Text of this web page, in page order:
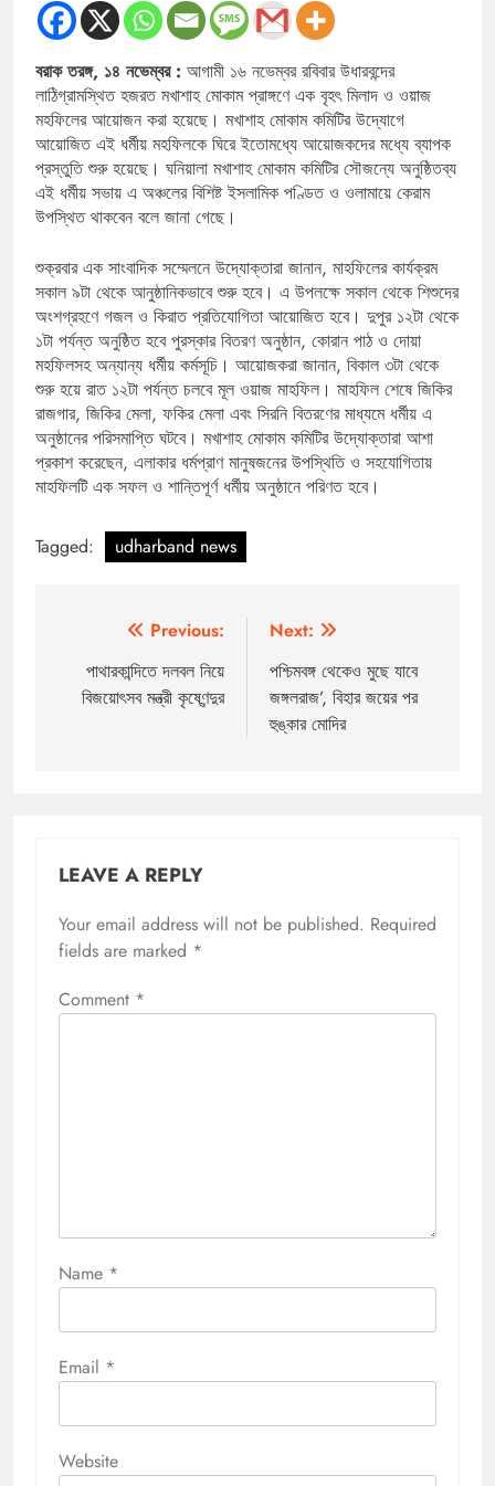
বরাক তরঙ্গ, ১৪ নভেম্বর : আগামী ১৬ নভেম্বর রবিবার উধারবন্দের
লাঠিগ্রামস্থিত হজরত মখাশাহ মোকাম প্রাঙ্গণে এক বৃহৎ মিলাদ ও ওয়াজ
মহফিলের আয়োজন করা হয়েছে। মখাশাহ মোকাম কমিটির উদ্যোগে
আয়োজিত এই ধর্মীয় মহফিলকে ঘিরে ইতোমধ্যে আয়োজকদের মধ্যে ব্যাপক
প্রস্তুতি শুরু হয়েছে। ঘনিয়ালা মখাশাহ মোকাম কমিটির সৌজন্যে অনুষ্ঠিতব্য
এই ধর্মীয় সভায় এ অঞ্চলের বিশিষ্ট ইসলামিক পণ্ডিত ও ওলামায়ে কেরাম
উপস্থিত থাকবেন বলে জানা গেছে।
শুক্রবার এক সাংবাদিক সম্মেলনে উদ্যোক্তারা জানান, মাহফিলের কার্যক্রম
সকাল ৯টা থেকে আনুষ্ঠানিকভাবে শুরু হবে। এ উপলক্ষে সকাল থেকে শিশুদের
অংশগ্রহণে গজল ও কিরাত প্রতিযোগিতা আয়োজিত হবে। দুপুর ১২টা থেকে
১টা পর্যন্ত অনুষ্ঠিত হবে পুরস্কার বিতরণ অনুষ্ঠান, কোরান পাঠ ও দোয়া
মহফিলসহ অন্যান্য ধর্মীয় কর্মসূচি। আয়োজকরা জানান, বিকাল ৩টা থেকে
শুরু হয়ে রাত ১২টা পর্যন্ত চলবে মূল ওয়াজ মাহফিল। মাহফিল শেষে জিকির
রাজগার, জিকির মেলা, ফকির মেলা এবং সিরনি বিতরণের মাধ্যমে ধর্মীয় এ
অনুষ্ঠানের পরিসমাপ্তি ঘটবে। মখাশাহ মোকাম কমিটির উদ্যোক্তারা আশা
প্রকাশ করেছেন, এলাকার ধর্মপ্রাণ মানুষজনের উপস্থিতি ও সহযোগিতায়
মাহফিলটি এক সফল ও শান্তিপূর্ণ ধর্মীয় অনুষ্ঠানে পরিণত হবে।
Tagged: udharband news
navigation
Previous:
পাথারকান্দিতে দলবল নিয়ে
বিজয়োৎসব মন্ত্রী কৃষ্ণেন্দুর
Next:
পশ্চিমবঙ্গ থেকেও মুছে যাবে
জঙ্গলরাজ’, বিহার জয়ের পর
হুঙ্কার মোদির
LEAVE A REPLY
Your email address will not be published. Required
fields are marked *
Comment *
Name *
Email *
Website